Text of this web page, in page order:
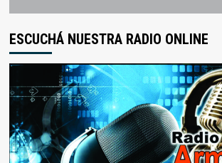
ESCUCHÁ NUESTRA RADIO ONLINE